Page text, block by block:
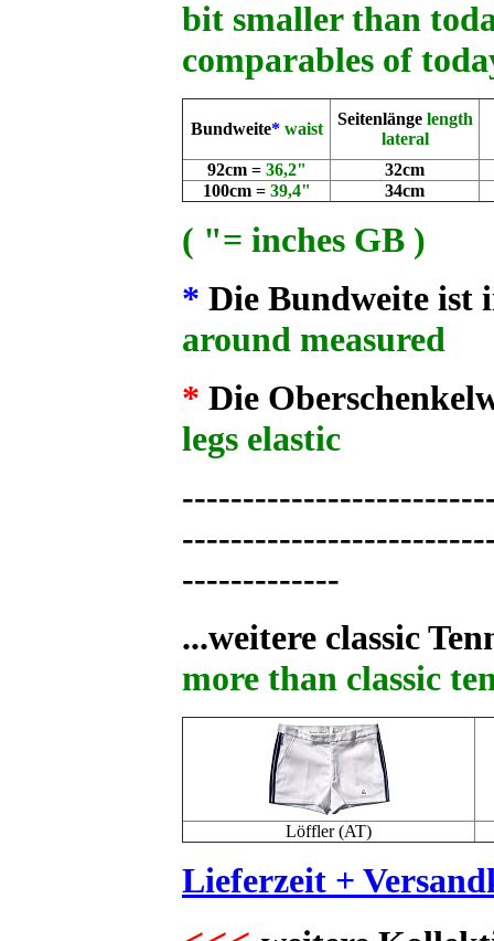
bit smaller than
comparables of
Bundweite* waist
Seitenlänge length
lateral
92cm = 36,2"
32cm
100cm = 39,4" 34cm
( "= inches GB )
* Die Bundweite ist
around measured
* Die
legs elastic
-------------
...weitere classic
more than classic
Löffler (AT)
Lieferzeit +